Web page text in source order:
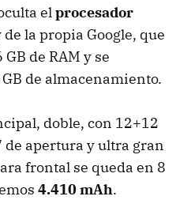
elprocesador
de la propia Google, que
de RAM y se
de almacenamiento.
doble, con 12+12
de apertura y ultra gran
frontal se queda en 8
4.410 mAh.